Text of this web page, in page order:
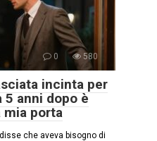
0 580
incinta per
5 anni dopo è
mia porta
che aveva bisogno di